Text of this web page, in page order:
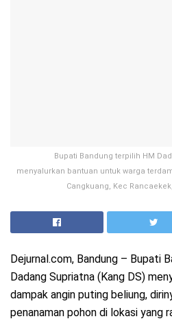
Bupati Bandung terpilih HM
menyalurkan bantuan untuk warga
Cangkuang, Kec
Dejurnal.com, Bandung – Bupati
Dadang Supriatna (Kang DS)
dampak angin puting beliung,
penanaman pohon di lokasi yang